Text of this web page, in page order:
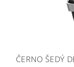
ČERNO ŠEDÝ